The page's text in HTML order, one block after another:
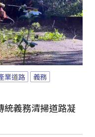
業道路
義務
統義務清掃道路凝